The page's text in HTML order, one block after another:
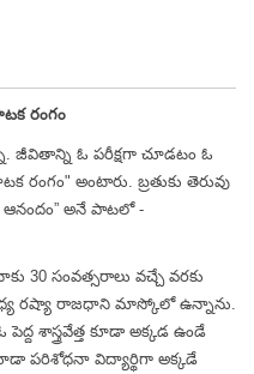
రంగం
జీవితాన్ని ఓ పరీక్షగా చూడటం ఓ
అంటారు. బ్రతుకు తెరువు
అనే పాటలో -
30 సంవత్సరాలు వచ్చే వరకు
రష్యా రాజధాని మాస్కోలో ఉన్నాను.
శాస్త్రవేత్త కూడా అక్కడ ఉండే
పరిశోధనా విద్యార్థిగా అక్కడే